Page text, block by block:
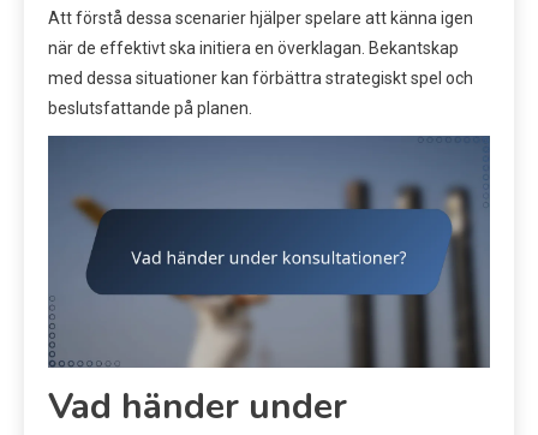
Att förstå dessa scenarier hjälper spelare att känna igen
när de effektivt ska initiera en överklagan. Bekantskap
med dessa situationer kan förbättra strategiskt spel och
beslutsfattande på planen.
Vad händer under